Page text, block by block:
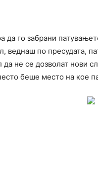
да го забрани
веднаш по пресудата,
не се дозволат нови
беше место на кое